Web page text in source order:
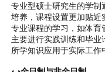
专业型硕士研究生的学制
培养，课程设置更加贴
专业课程的学习，如体育
主要进行实践训练和毕
所学知识应用于实际工作